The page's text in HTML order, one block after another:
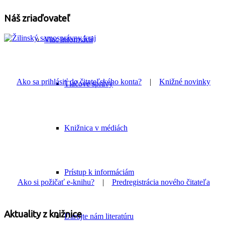
Viac informácií
Tlačové správy
Knižnica v médiách
Prístup k informáciám
Darujte nám literatúru
Náš zriaďovateľ
Ako sa prihlásiť do čitateľského konta? | Knižné novinky
Ako si požičať e-knihu?| Predregistrácia nového čitateľa
Aktuality z knižnice